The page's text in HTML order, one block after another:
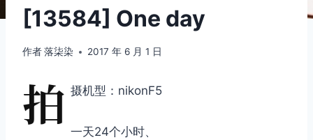
[13584] One day
作者落柒染 2017 年 6 月 1 日
拍 摄机型：nikonF5
一天24个小时、